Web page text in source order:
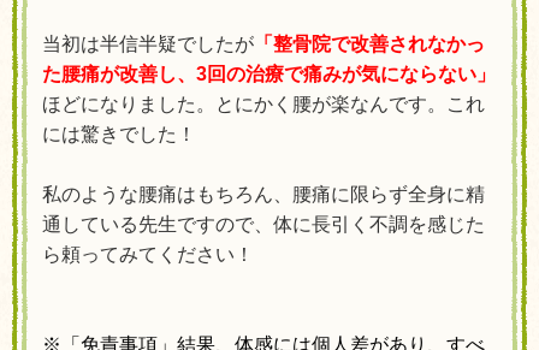
当初は半信半疑でしたが 「整骨院で改善されなかっ
た腰痛が改善し、3回の治療で痛みが気にならない」
ほどになりました。とにかく腰が楽なんです。これ
には驚きでした！
私のような腰痛はもちろん、腰痛に限らず全身に精
通している先生ですので、体に長引く不調を感じた
ら頼ってみてください！
※「免責事項」結果、体感には個人差があり、すべ